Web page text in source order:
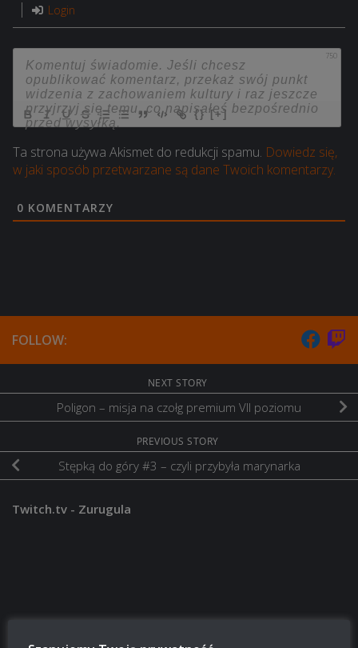
Login
750
{} [+]
Ta strona używa Akismet do redukcji spamu. Dowiedz się,
w jaki sposób przetwarzane są dane Twoich komentarzy.
0 KOMENTARZY
FOLLOW:
NEXT STORY
Poligon – misja na czołg premium VII poziomu
PREVIOUS STORY
Stępką do góry #3 – czyli przybyła marynarka
Twitch.tv - Zurugula